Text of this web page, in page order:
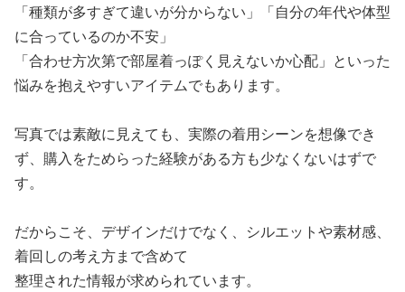
「種類が多すぎて違いが分からない」「自分の年代や体型
に合っているのか不安」
「合わせ方次第で部屋着っぽく見えないか心配」といった
悩みを抱えやすいアイテムでもあります。
写真では素敵に見えても、実際の着用シーンを想像でき
ず、購入をためらった経験がある方も少なくないはずで
す。
だからこそ、デザインだけでなく、シルエットや素材感、
着回しの考え方まで含めて
整理された情報が求められています。